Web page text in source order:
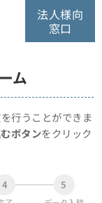
法人様向
窓口
ム
行うことができま
ボタンをクリック
4 5